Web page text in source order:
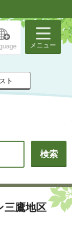
メニュー
ト
三鷹地区